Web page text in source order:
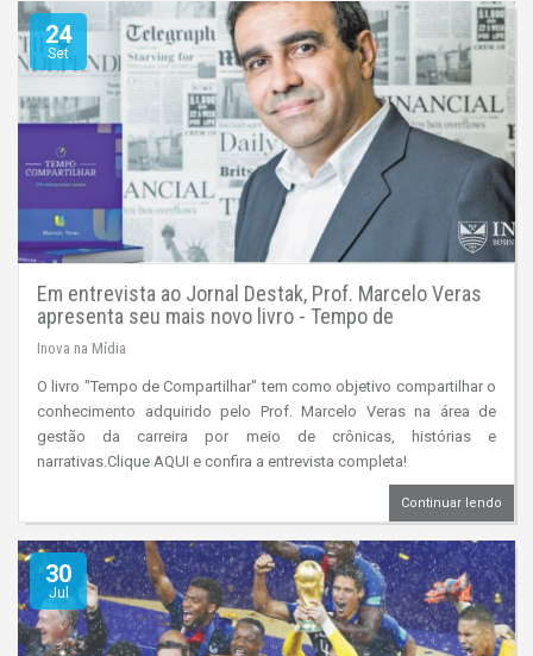
24
Set
Em entrevista ao Jornal Destak, Prof. Marcelo Veras
apresenta seu mais novo livro - Tempo de
Compartilhar
Inova na Mídia
O livro "Tempo de Compartilhar" tem como objetivo compartilhar o
conhecimento adquirido pelo Prof. Marcelo Veras na área de
gestão da carreira por meio de crônicas, histórias e
narrativas.Clique AQUI e confira a entrevista completa!
Continuar lendo
30
Jul